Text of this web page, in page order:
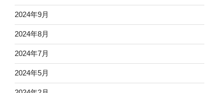
2024年9月
2024年8月
2024年7月
2024年5月